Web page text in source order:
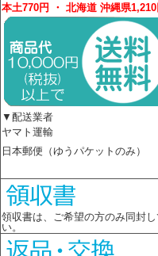
本土770円 ・ 北海道 沖縄県1,210
▼配送業者
ヤマト運輸
日本郵便（ゆうパケットのみ）
領収書は、ご希望の方のみ同封
い。